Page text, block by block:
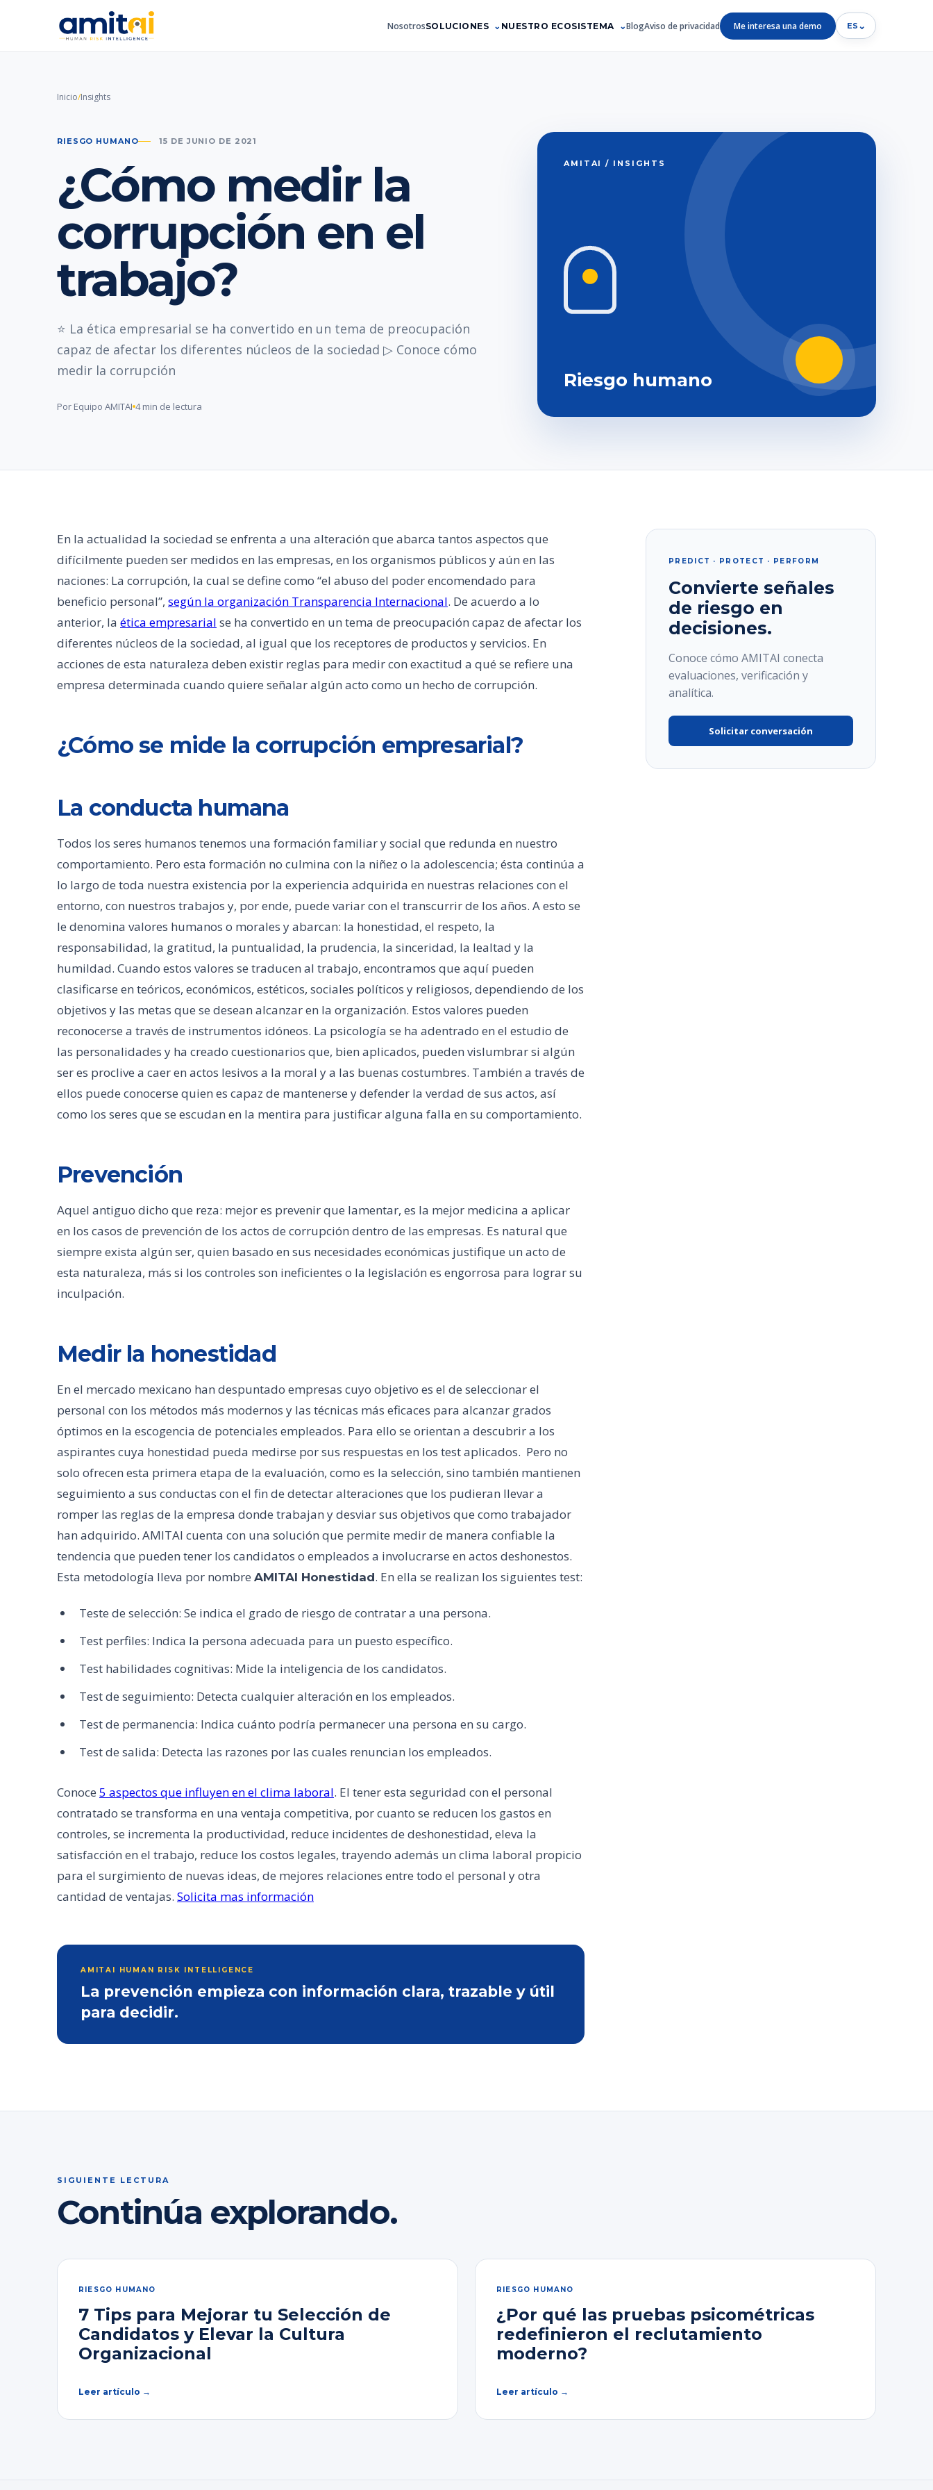
NosotrosSOLUCIONES NUESTRO ECOSISTEMA BlogAviso de privacidad Me interesa una demo ES ⌄
Inicio/Insights
RIESGO HUMANO 15 DE JUNIO DE 2021
¿Cómo medir la
corrupción en el
trabajo?
⭐ La ética empresarial se ha convertido en un tema de preocupación
capaz de afectar los diferentes núcleos de la sociedad ▷ Conoce cómo
medir la corrupción
Por Equipo AMITAI 4 min de lectura
AMITAI / INSIGHTS
Riesgo humano
En la actualidad la sociedad se enfrenta a una alteración que abarca tantos aspectos que
difícilmente pueden ser medidos en las empresas, en los organismos públicos y aún en las
naciones: La corrupción, la cual se define como “el abuso del poder encomendado para
beneficio personal”, según la organización Transparencia Internacional. De acuerdo a lo
anterior, la ética empresarial se ha convertido en un tema de preocupación capaz de afectar los
diferentes núcleos de la sociedad, al igual que los receptores de productos y servicios. En
acciones de esta naturaleza deben existir reglas para medir con exactitud a qué se refiere una
empresa determinada cuando quiere señalar algún acto como un hecho de corrupción.
¿Cómo se mide la corrupción empresarial?
La conducta humana
Todos los seres humanos tenemos una formación familiar y social que redunda en nuestro
comportamiento. Pero esta formación no culmina con la niñez o la adolescencia; ésta continúa a
lo largo de toda nuestra existencia por la experiencia adquirida en nuestras relaciones con el
entorno, con nuestros trabajos y, por ende, puede variar con el transcurrir de los años. A esto se
le denomina valores humanos o morales y abarcan: la honestidad, el respeto, la
responsabilidad, la gratitud, la puntualidad, la prudencia, la sinceridad, la lealtad y la
humildad. Cuando estos valores se traducen al trabajo, encontramos que aquí pueden
clasificarse en teóricos, económicos, estéticos, sociales políticos y religiosos, dependiendo de los
objetivos y las metas que se desean alcanzar en la organización. Estos valores pueden
reconocerse a través de instrumentos idóneos. La psicología se ha adentrado en el estudio de
las personalidades y ha creado cuestionarios que, bien aplicados, pueden vislumbrar si algún
ser es proclive a caer en actos lesivos a la moral y a las buenas costumbres. También a través de
ellos puede conocerse quien es capaz de mantenerse y defender la verdad de sus actos, así
como los seres que se escudan en la mentira para justificar alguna falla en su comportamiento.
Prevención
Aquel antiguo dicho que reza: mejor es prevenir que lamentar, es la mejor medicina a aplicar
en los casos de prevención de los actos de corrupción dentro de las empresas. Es natural que
siempre exista algún ser, quien basado en sus necesidades económicas justifique un acto de
esta naturaleza, más si los controles son ineficientes o la legislación es engorrosa para lograr su
inculpación.
Medir la honestidad
En el mercado mexicano han despuntado empresas cuyo objetivo es el de seleccionar el
personal con los métodos más modernos y las técnicas más eficaces para alcanzar grados
óptimos en la escogencia de potenciales empleados. Para ello se orientan a descubrir a los
aspirantes cuya honestidad pueda medirse por sus respuestas en los test aplicados. Pero no
solo ofrecen esta primera etapa de la evaluación, como es la selección, sino también mantienen
seguimiento a sus conductas con el fin de detectar alteraciones que los pudieran llevar a
romper las reglas de la empresa donde trabajan y desviar sus objetivos que como trabajador
han adquirido. AMITAI cuenta con una solución que permite medir de manera confiable la
tendencia que pueden tener los candidatos o empleados a involucrarse en actos deshonestos.
Esta metodología lleva por nombre AMITAI Honestidad. En ella se realizan los siguientes test:
Teste de selección: Se indica el grado de riesgo de contratar a una persona.
Test perfiles: Indica la persona adecuada para un puesto específico.
Test habilidades cognitivas: Mide la inteligencia de los candidatos.
Test de seguimiento: Detecta cualquier alteración en los empleados.
Test de permanencia: Indica cuánto podría permanecer una persona en su cargo.
Test de salida: Detecta las razones por las cuales renuncian los empleados.
Conoce 5 aspectos que influyen en el clima laboral. El tener esta seguridad con el personal
contratado se transforma en una ventaja competitiva, por cuanto se reducen los gastos en
controles, se incrementa la productividad, reduce incidentes de deshonestidad, eleva la
satisfacción en el trabajo, reduce los costos legales, trayendo además un clima laboral propicio
para el surgimiento de nuevas ideas, de mejores relaciones entre todo el personal y otra
cantidad de ventajas. Solicita mas información
AMITAI HUMAN RISK INTELLIGENCE
La prevención empieza con información clara, trazable y útil
para decidir.
PREDICT · PROTECT · PERFORM
Convierte señales
de riesgo en
decisiones.
Conoce cómo AMITAI conecta
evaluaciones, verificación y
analítica.
Solicitar conversación
SIGUIENTE LECTURA
Continúa explorando.
RIESGO HUMANO
7 Tips para Mejorar tu Selección de
Candidatos y Elevar la Cultura
Organizacional
Leer artículo →
RIESGO HUMANO
¿Por qué las pruebas psicométricas
redefinieron el reclutamiento
moderno?
Leer artículo →